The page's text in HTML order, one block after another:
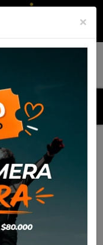
Guante Spidi Flash R
×